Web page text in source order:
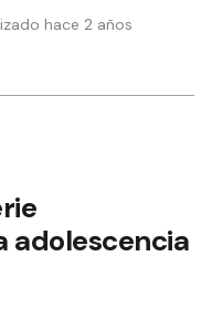
hace 2 años
adolescencia